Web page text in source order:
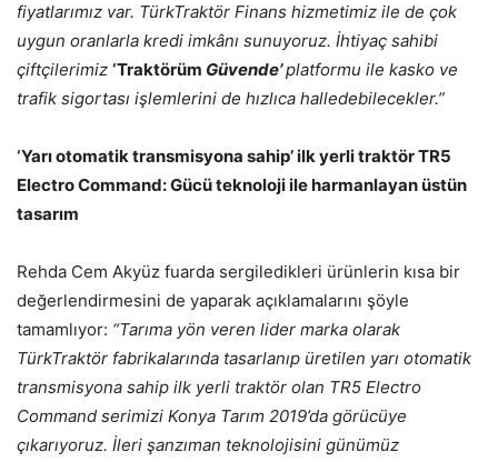
fiyatlarımız var. TürkTraktör Finans hizmetimiz ile de çok
uygun oranlarla kredi imkânı sunuyoruz. İhtiyaç sahibi
çiftçilerimiz ‘Traktörüm Güvende’platformu ile kasko ve
trafik sigortası işlemlerini de hızlıca halledebilecekler.”
‘Yarı otomatik transmisyona sahip’ ilk yerli traktör TR5
Electro Command: Gücü teknoloji ile harmanlayan üstün
tasarım
Rehda Cem Akyüz fuarda sergiledikleri ürünlerin kısa bir
değerlendirmesini de yaparak açıklamalarını şöyle
tamamlıyor: “Tarıma yön veren lider marka olarak
TürkTraktör fabrikalarında tasarlanıp üretilen yarı otomatik
transmisyona sahip ilk yerli traktör olan TR5 Electro
Command serimizi Konya Tarım 2019’da görücüye
çıkarıyoruz. İleri şanzıman teknolojisini günümüz